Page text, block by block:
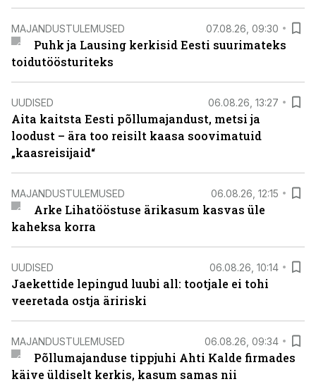
MAJANDUSTULEMUSED 07.08.26, 09:30
Puhk ja Lausing kerkisid Eesti suurimateks
toidutöösturiteks
UUDISED 06.08.26, 13:27
Aita kaitsta Eesti põllumajandust, metsi ja
loodust – ära too reisilt kaasa soovimatuid
„kaasreisijaid“
MAJANDUSTULEMUSED 06.08.26, 12:15
Arke Lihatööstuse ärikasum kasvas üle
kaheksa korra
UUDISED 06.08.26, 10:14
Jaekettide lepingud luubi all: tootjale ei tohi
veeretada ostja äririski
MAJANDUSTULEMUSED 06.08.26, 09:34
Põllumajanduse tippjuhi Ahti Kalde firmades
käive üldiselt kerkis, kasum samas nii